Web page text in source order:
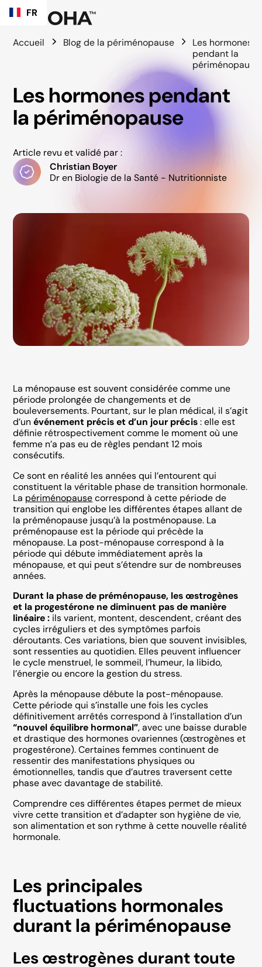
FR
Accueil Blog de la périménopause
Les hormones
pendant la
périménopause
Les hormones pendant
la périménopause
Article revu et validé par :
Christian Boyer
Dr en Biologie de la Santé - Nutritionniste
La ménopause est souvent considérée comme une
période prolongée de changements et de
bouleversements. Pourtant, sur le plan médical, il s’agit
d’unévénement précis et d’un jour précis: elle est
définie rétrospectivement comme le moment où une
femme n’a pas eu de règles pendant 12 mois
consécutifs.
Ce sont en réalité les années qui l’entourent qui
constituent la véritable phase de transition hormonale.
La périménopausecorrespond à cette période de
transition qui englobe les différentes étapes allant de
la préménopause jusqu’à la postménopause. La
préménopause est la période qui précède la
ménopause. La post-ménopause correspond à la
période qui débute immédiatement après la
ménopause, et qui peut s’étendre sur de nombreuses
années.
Durant la phase de préménopause, les œstrogènes
et la progestérone ne diminuent pas de manière
linéaire : ils varient, montent, descendent, créant des
cycles irréguliers et des symptômes parfois
déroutants. Ces variations, bien que souvent invisibles,
sont ressenties au quotidien. Elles peuvent influencer
le cycle menstruel, le sommeil, l’humeur, la libido,
l’énergie ou encore la gestion du stress.
Après la ménopause débute la post-ménopause.
Cette période qui s’installe une fois les cycles
définitivement arrêtés correspond à l’installation d’un
“nouvel équilibre hormonal”, avec une baisse durable
et drastique des hormones ovariennes (œstrogènes et
progestérone). Certaines femmes continuent de
ressentir des manifestations physiques ou
émotionnelles, tandis que d’autres traversent cette
phase avec davantage de stabilité.
Comprendre ces différentes étapes permet de mieux
vivre cette transition et d’adapter son hygiène de vie,
son alimentation et son rythme à cette nouvelle réalité
hormonale.
Les principales
fluctuations hormonales
durant la périménopause
Les œstrogènes durant toute